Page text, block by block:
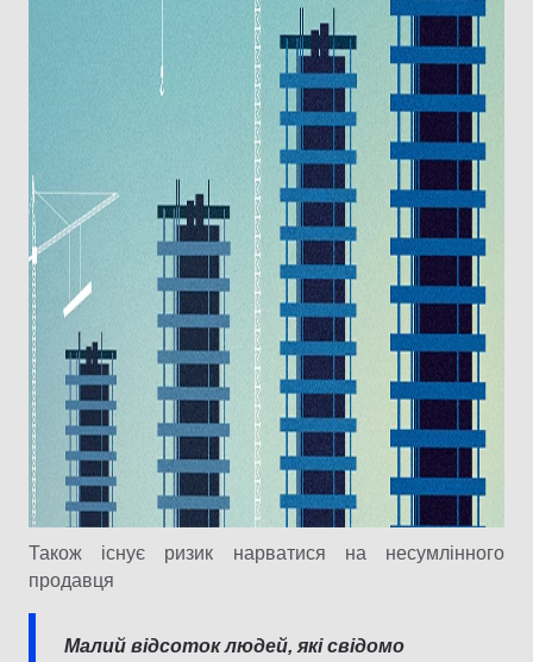
Також існує ризик нарватися на несумлінного
продавця
Малий відсоток людей, які свідомо